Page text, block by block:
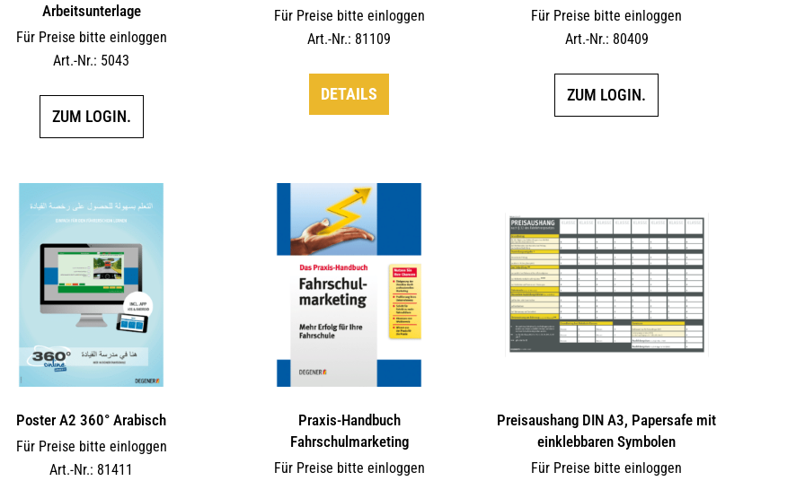
Arbeitsunterlage
Für Preise bitte einloggen
Art.-Nr.: 5043
ZUM LOGIN.
Für Preise bitte einloggen
Art.-Nr.: 81109
DETAILS
Für Preise bitte einloggen
Art.-Nr.: 80409
ZUM LOGIN.
Poster A2 360° Arabisch
Für Preise bitte einloggen
Art.-Nr.: 81411
Praxis-Handbuch
Fahrschulmarketing
Für Preise bitte einloggen
Preisaushang DIN A3, Papersafe mit
einklebbaren Symbolen
Für Preise bitte einloggen